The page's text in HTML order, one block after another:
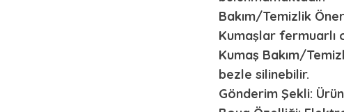
Bakım/Temizlik
Kumaşlar fermuarlı
Kumaş Bakım/
bezle silinebilir.
Gönderim Şekli: